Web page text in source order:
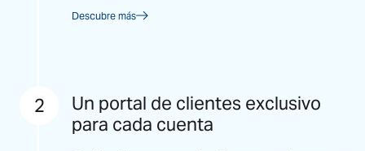
Descubre más
2
Un portal de clientes exclusivo
para cada cuenta